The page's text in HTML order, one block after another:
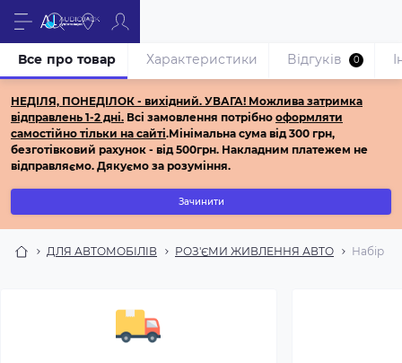
НЕДІЛЯ, ПОНЕДІЛОК - вихідний. УВАГА! Можлива затримка
відправлень 1-2 дні. Всі замовлення потрібно оформляти
самостійно тільки на сайті.Мінімальна сума від 300 грн,
безготівковий рахунок - від 500грн. Накладним платежем не
відправляємо. Дякуємо за розуміння.
Зачинити
ДЛЯ АВТОМОБІЛІВ РОЗ'ЄМИ ЖИВЛЕННЯ АВТО Набір
Все про товар Характеристики Відгуків 0